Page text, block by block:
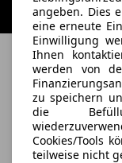
angeben. Dies
eine erneute
Einwilligung
Ihnen
werden von
zu speichern
die
Cookies/Tools
teilweise nicht